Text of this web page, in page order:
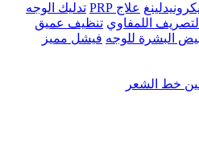
علاج PRP
تدليك الوجه
اللمفاوي تنظيف عميق
البشرة للوجه فيشل مميز
خط الشعر